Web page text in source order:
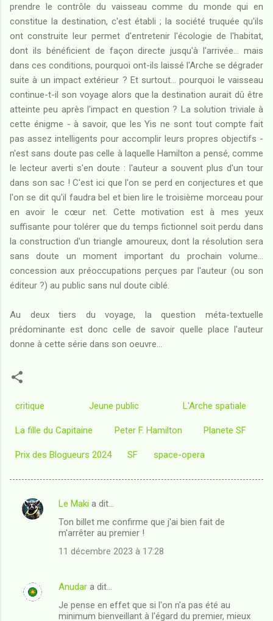
prendre le contrôle du vaisseau comme du monde qui en
constitue la destination, c'est établi ; la société truquée qu'ils
ont construite leur permet d'entretenir l'écologie de l'habitat,
dont ils bénéficient de façon directe jusqu'à l'arrivée... mais
dans ces conditions, pourquoi ont-ils laissé l'Arche se dégrader
suite à un impact extérieur ? Et surtout... pourquoi le vaisseau
continue-t-il son voyage alors que la destination aurait dû être
atteinte peu après l'impact en question ? La solution triviale à
cette énigme - à savoir, que les Yis ne sont tout compte fait
pas assez intelligents pour accomplir leurs propres objectifs -
n'est sans doute pas celle à laquelle Hamilton a pensé, comme
le lecteur averti s'en doute : l'auteur a souvent plus d'un tour
dans son sac ! C'est ici que l'on se perd en conjectures et que
l'on se dit qu'il faudra bel et bien lire le troisième morceau pour
en avoir le cœur net. Cette motivation est à mes yeux
suffisante pour tolérer que du temps fictionnel soit perdu dans
la construction d'un triangle amoureux, dont la résolution sera
sans doute un moment important du prochain volume...
concession aux préoccupations perçues par l'auteur (ou son
éditeur ?) au public sans nul doute ciblé.
Au deux tiers du voyage, la question méta-textuelle
prédominante est donc celle de savoir quelle place l'auteur
donne à cette série dans son oeuvre...
critique Jeune public L'Arche spatiale
La fille du Capitaine Peter F. Hamilton Planete SF
Prix des Blogueurs 2024 SF space-opera
C
n
Le Maki a dit…
Ton billet me confirme que j'ai bien fait de
m'arrêter au premier !
11 décembre 2023 à 17:28
Anudar a dit…
Je pense en effet que si l'on n'a pas été au
minimum bienveillant à l'égard du premier, mieux